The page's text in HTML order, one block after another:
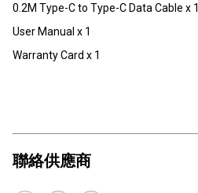
0.2M Type-C to Type-C Data Cable x 1
User Manual x 1
Warranty Card x 1
聯絡供應商